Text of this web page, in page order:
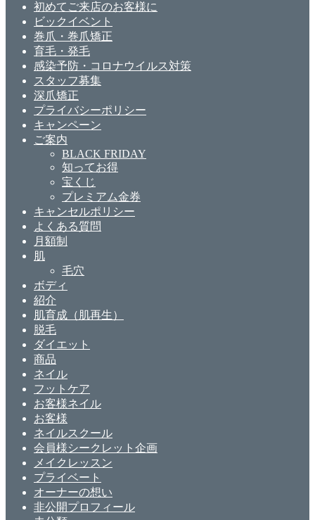
初めてご来店のお客様に
ビックイベント
巻爪・巻爪矯正
育毛・発毛
感染予防・コロナウイルス対策
スタッフ募集
深爪矯正
プライバシーポリシー
キャンペーン
ご案内
BLACK FRIDAY
知ってお得
宝くじ
プレミアム金券
キャンセルポリシー
よくある質問
月額制
肌
毛穴
ボディ
紹介
肌育成（肌再生）
脱毛
ダイエット
商品
ネイル
フットケア
お客様ネイル
お客様
ネイルスクール
会員様シークレット企画
メイクレッスン
プライベート
オーナーの想い
非公開プロフィール